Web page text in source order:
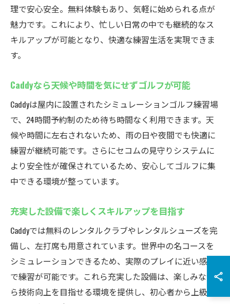
理で安心安全。無料体験もあり、気軽に始められる点が
魅力です。これにより、忙しい日常の中でも継続的なス
キルアップが可能となり、快適な練習生活を実現できま
す。
Caddyなら天候や時間を気にせずゴルフが可能
Caddyは屋内に設置されたシミュレーションゴルフ練習場
で、24時間予約制のため待ち時間なく利用できます。天
候や時間に左右されないため、雨の日や夜間でも快適に
練習が継続可能です。さらにセコムの見守りシステムに
より安全性が確保されているため、安心してゴルフに集
中できる環境が整っています。
充実した設備で楽しくスキルアップを目指す
Caddyでは無料のレンタルクラブやレンタルシューズを完
備し、左打席も用意されています。世界中の名コースを
シミュレーションできるため、実際のプレイに近い感覚
で練習が可能です。これら充実した設備は、楽しみなが
ら技術向上を目指せる環境を提供し、初心者から上級者